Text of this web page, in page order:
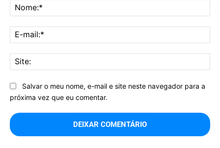
Salvar o meu nome, e-mail e site neste navegador para a
próxima vez que eu comentar.